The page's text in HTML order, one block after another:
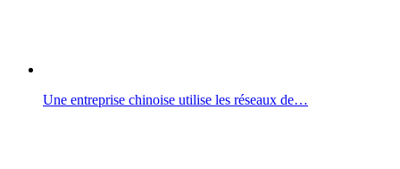
Une entreprise chinoise utilise les réseaux de…